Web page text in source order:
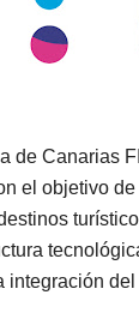
de Canarias
el objetivo